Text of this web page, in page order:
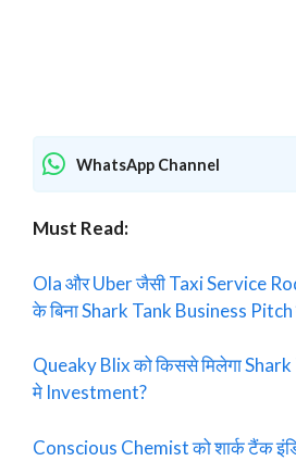
WhatsApp Channel
Must Read:
Ola और Uber जैसी Taxi Service
के बिना Shark Tank Business Pitch
Queaky Blix को किससे मिलेगा
मे Investment?
Conscious Chemist को शार्क टैंक